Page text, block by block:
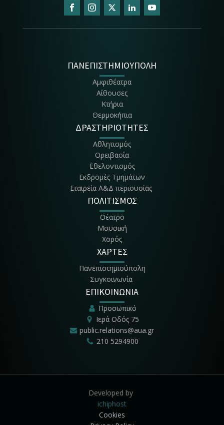
ΠΑΝΕΠΙΣΤΗΜΙΟΥΠΟΛΗ
Αμφιθέατρα
Αίθουσες
Κτήρια
Θερμοκήπια
ΔΡΑΣΤΗΡΙΟΤΗΤΕΣ
Αθλητισμός
Ορειβασία
Εθελοντισμός
Εκδρομές Τμημάτων
Εταιρεία Α&Δ περιουσίας
ΠΟΛΙΤΙΣΜΟΣ
Θέατρο
Μουσική
Χορός
ΧΑΡΤΕΣ
Πανεπιστημιούπολη
Συγκοινωνία
ΕΠΙΚΟΙΝΩΝΙΑ
Προσωπικό
Ιερά Οδός 75
public.relations@aua.gr
210 5294900
Developed by
ichiphost
Cookies